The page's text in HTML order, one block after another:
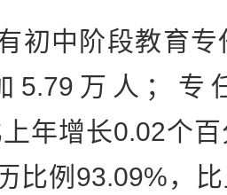
中阶段教育专
5.79万人；专
年增长0.02个
比例93.09%，